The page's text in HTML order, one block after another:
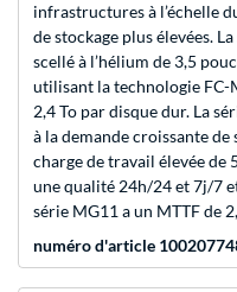
infrastructures à l’échelle
de stockage plus élevées.
scellé à l’hélium de 3,5
utilisant la technologie
2,4 To par disque dur. La
à la demande croissante
charge de travail élevée de
une qualité 24h/24 et 7j/7
série MG11 a un MTTF de
numéro d'article